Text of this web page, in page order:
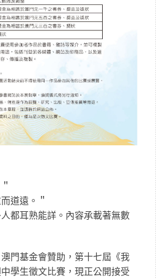
道遠。＂
都耳熟能詳。內容承載著無數
門基金會贊助，第十七屆《我
學生徵文比賽，現正公開接受